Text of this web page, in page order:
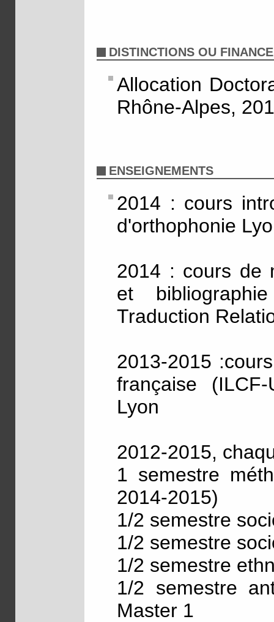
DISTINCTIONS OU
Allocation
Rhône-Alpes,
ENSEIGNEMENTS
2014 : cours
d'orthophonie
2014 : cours de
et
Traduction
2013-2015
française
Lyon
2012-2015,
1 semestre
2014-2015)
1/2 semestre
1/2 semestre
1/2 semestre
1/2 semestre
Master 1